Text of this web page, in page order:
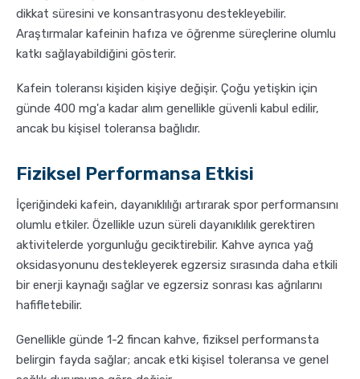
dikkat süresini ve konsantrasyonu destekleyebilir.
Araştırmalar kafeinin hafıza ve öğrenme süreçlerine olumlu
katkı sağlayabildiğini gösterir.
Kafein toleransı kişiden kişiye değişir. Çoğu yetişkin için
günde 400 mg'a kadar alım genellikle güvenli kabul edilir,
ancak bu kişisel toleransa bağlıdır.
Fiziksel Performansa Etkisi
İçeriğindeki kafein, dayanıklılığı artırarak spor performansını
olumlu etkiler. Özellikle uzun süreli dayanıklılık gerektiren
aktivitelerde yorgunluğu geciktirebilir. Kahve ayrıca yağ
oksidasyonunu destekleyerek egzersiz sırasında daha etkili
bir enerji kaynağı sağlar ve egzersiz sonrası kas ağrılarını
hafifletebilir.
Genellikle günde 1-2 fincan kahve, fiziksel performansta
belirgin fayda sağlar; ancak etki kişisel toleransa ve genel